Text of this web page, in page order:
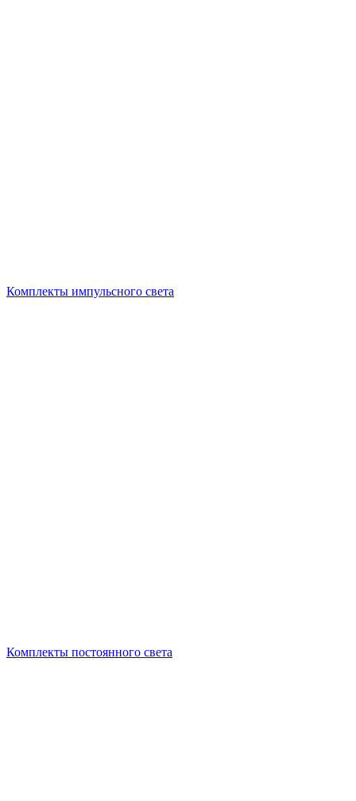
Комплекты импульсного света
Комплекты постоянного света